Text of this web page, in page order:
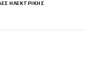
ΗΛΕΚΤΡΙΚΉΣ